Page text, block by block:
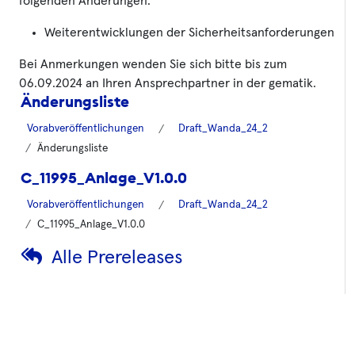
Weiterentwicklungen der Sicherheitsanforderungen
Bei Anmerkungen wenden Sie sich bitte bis zum
06.09.2024 an Ihren Ansprechpartner in der gematik.
Änderungsliste
Vorabveröffentlichungen
Draft_Wanda_24_2
Änderungsliste
C_11995_Anlage_V1.0.0
Vorabveröffentlichungen
Draft_Wanda_24_2
C_11995_Anlage_V1.0.0
Alle Prereleases